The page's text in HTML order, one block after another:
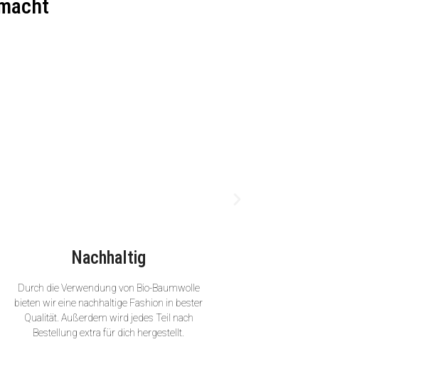
Nachhaltig
Durch die Verwendung von Bio-Baumwolle
bieten wir eine nachhaltige Fashion in bester
Qualität. Außerdem wird jedes Teil nach
Bestellung extra für dich hergestellt.